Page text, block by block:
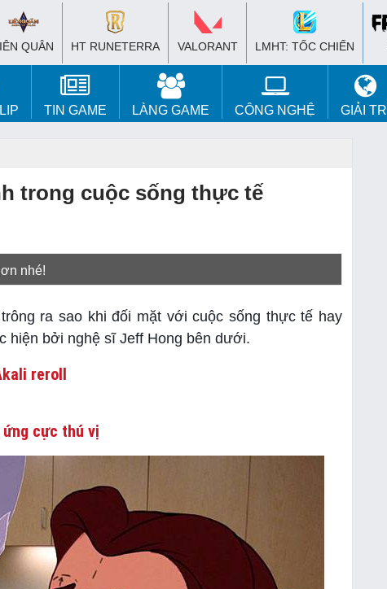
QUÂN HT RUNETERRA VALORANT LMHT: TỐC CHIẾN
TIN GAME LÀNG GAME CÔNG NGHỆ GIẢI TRÍ
trong cuộc sống thực tế
nhé!
ra sao khi đối mặt với cuộc sống thực tế hay
hiện bởi nghệ sĩ Jeff Hong bên dưới.
reroll
ứng cực thú vị